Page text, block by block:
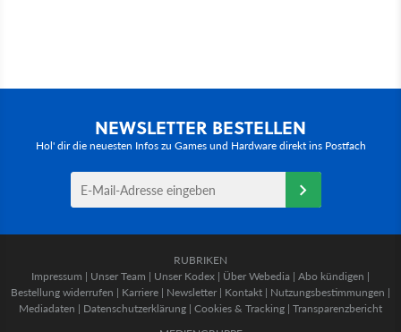
NEWSLETTER BESTELLEN
Hol' dir die neuesten Infos zu Games und Hardware direkt ins Postfach
RUBRIKEN
Impressum | Unser Team | Unser Kodex | Über Webedia | Abo kündigen |
Bestellung widerrufen | Karriere | Newsletter | Kontakt | Nutzungsbestimmungen |
Mediadaten | Datenschutzerklärung | Cookies & Tracking | Transparenzbericht